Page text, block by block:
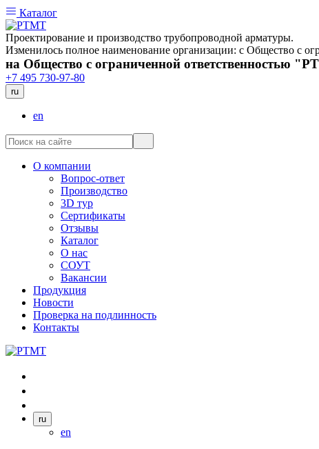
Каталог
Проектирование и производство трубопроводной арматуры.
Изменилось полное наименование организации: с Общество
на Общество с ограниченной ответственностью
+7 495 730-97-80
ru
en
О компании
Вопрос-ответ
Производство
3D тур
Сертификаты
Отзывы
Каталог
О нас
СОУТ
Вакансии
Продукция
Новости
Проверка на подлинность
Контакты
ru
en